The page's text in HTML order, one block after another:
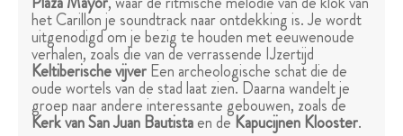
het Carillon je soundtrack naar ontdekking is. Je wordt
uitgenodigd om je bezig te houden met eeuwenoude
verhalen, zoals die van de verrassende IJzertijd
Keltiberische vijverEen archeologische schat die de
oude wortels van de stad laat zien. Daarna wandelt je
groep naar andere interessante gebouwen, zoals de
Kerk van San Juan Bautistaen deKapucijnen Klooster.